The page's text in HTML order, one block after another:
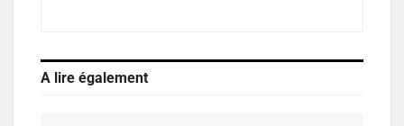
A lire également